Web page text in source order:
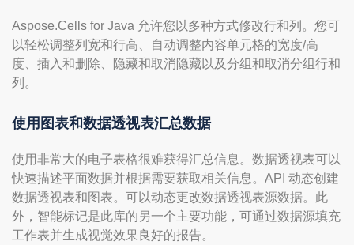
Aspose.Cells for Java 允许您以多种方式修改行和列。您可
以轻松调整列宽和行高、自动调整内容单元格的宽度/高
度、插入和删除、隐藏和取消隐藏以及分组和取消分组行和
列。
使用图表和数据透视表汇总数据
使用非常大的电子表格很难获得汇总信息。数据透视表可以
快速描述平面数据并根据需要获取相关信息。API 动态创建
数据透视表和图表。可以动态更改数据透视表源数据。此
外，智能标记是此库的另一个主要功能，可通过数据源填充
工作表并生成视觉效果良好的报告。